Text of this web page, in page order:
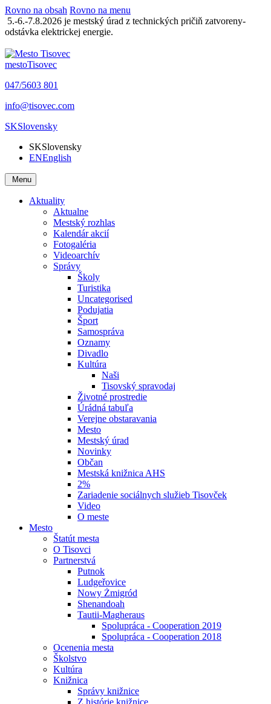
Rovno na obsah Rovno na menu
5.-6.-7.8.2026 je mestský úrad z technických pričiň zatvoreny-
odstávka elektrickej energie.
mestoTisovec
047/5603 801
info@tisovec.com
SKSlovensky
SKSlovensky
ENEnglish
Menu
Aktuality
Aktualne
Mestský rozhlas
Kalendár akcií
Fotogaléria
Videoarchív
Správy
Školy
Turistika
Uncategorised
Podujatia
Šport
Samospráva
Oznamy
Divadlo
Kultúra
Naši
Tisovský spravodaj
Životné prostredie
Úrádná tabuľa
Verejne obstaravania
Mesto
Mestský úrad
Novinky
Občan
Mestská knižnica AHS
2%
Zariadenie sociálnych služieb Tisovček
Video
O meste
Mesto
Štatút mesta
O Tisovci
Partnerstvá
Putnok
Ludgeřovice
Nowy Żmigród
Shenandoah
Tautii-Magheraus
Spolupráca - Cooperation 2019
Spolupráca - Cooperation 2018
Ocenenia mesta
Školstvo
Kultúra
Knižnica
Správy knižnice
Z histórie knižnice